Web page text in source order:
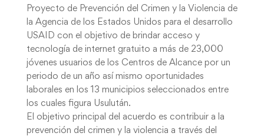
Proyecto de Prevención del Crimen y la Violencia de
la Agencia de los Estados Unidos para el desarrollo
USAID con el objetivo de brindar acceso y
tecnología de internet gratuito a más de 23,000
jóvenes usuarios de los Centros de Alcance por un
periodo de un año así mismo oportunidades
laborales en los 13 municipios seleccionados entre
los cuales figura Usulután.
El objetivo principal del acuerdo es contribuir a la
prevención del crimen y la violencia a través del